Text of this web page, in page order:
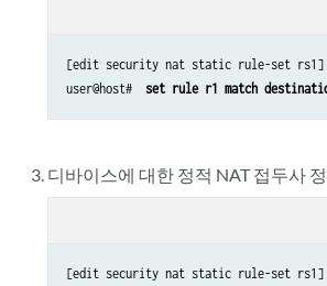
[edit security nat static rule-set rs1]
user@host# set rule r1 match
디바이스에 대한 정적 NAT 접두사
[edit security nat static rule-set rs1]